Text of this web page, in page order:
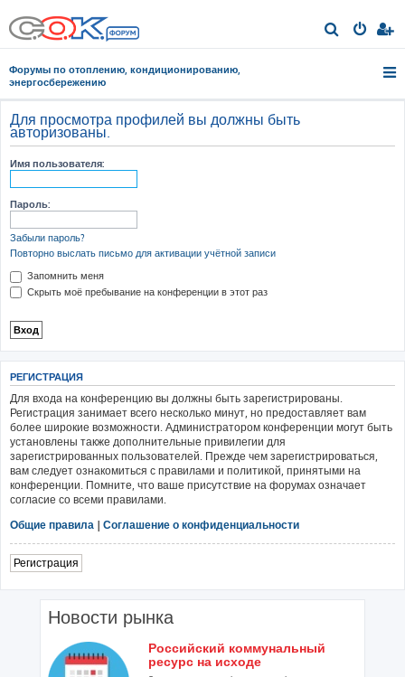
о
Форумы по отоплению, кондиционированию,
энергосбережению
Для просмотра профилей вы должны быть
авторизованы.
Имя пользователя:
Пароль:
Забыли пароль?
Повторно выслать письмо для активации учётной записи
Запомнить меня
Скрыть моё пребывание на конференции в этот раз
РЕГИСТРАЦИЯ
Для входа на конференцию вы должны быть зарегистрированы.
Регистрация занимает всего несколько минут, но предоставляет вам
более широкие возможности. Администратором конференции могут быть
установлены также дополнительные привилегии для
зарегистрированных пользователей. Прежде чем зарегистрироваться,
вам следует ознакомиться с правилами и политикой, принятыми на
конференции. Помните, что ваше присутствие на форумах означает
согласие со всеми правилами.
Общие правила | Соглашение о конфиденциальности
Регистрация
Новости рынка
Российский коммунальный
ресурс на исходе